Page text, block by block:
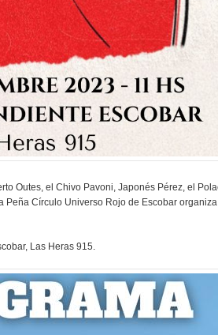
Outes, el Chivo Pavoni, Japonés Pérez, el
Peña Círculo Universo Rojo de Escobar
Las Heras 915.